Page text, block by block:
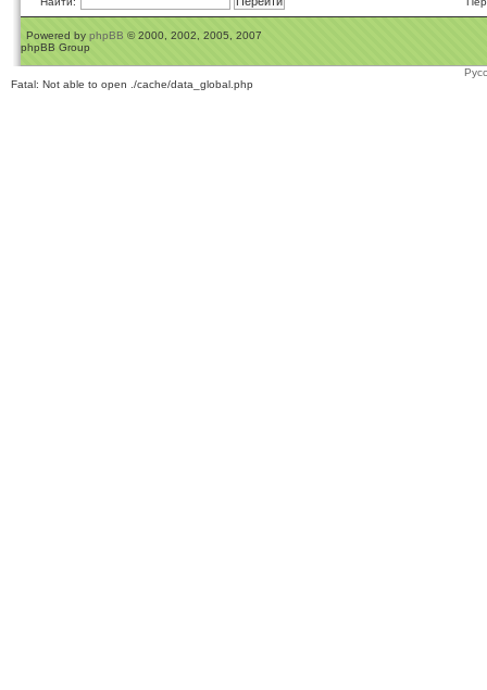
Powered by phpBB © 2000, 2002, 2005, 2007
phpBB Group
Fatal: Not able to open ./cache/data_global.php